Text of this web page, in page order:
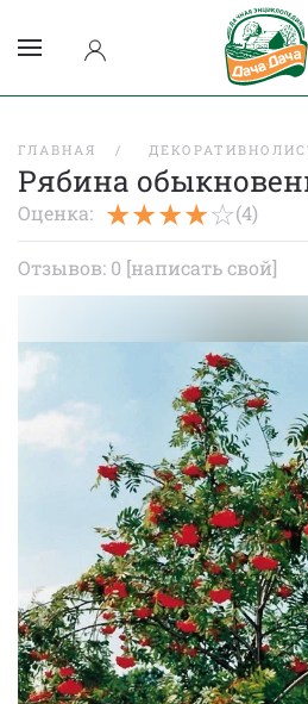
ГЛАВНАЯ
Рябина
Оценка: (4)
Отзывов: 0 [написать свой]